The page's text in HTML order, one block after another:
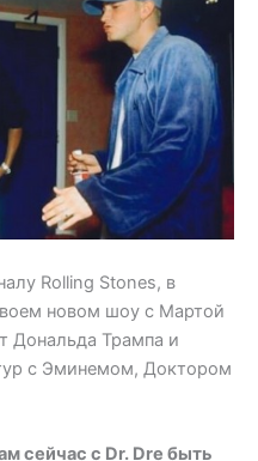
Rolling Stones, в
новом шоу с Мартой
Дональда Трампа и
с Эминемом, Доктором
сейчас с Dr. Dre быть